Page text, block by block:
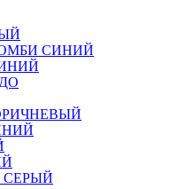
СИНИЙ
СЕРЫЙ